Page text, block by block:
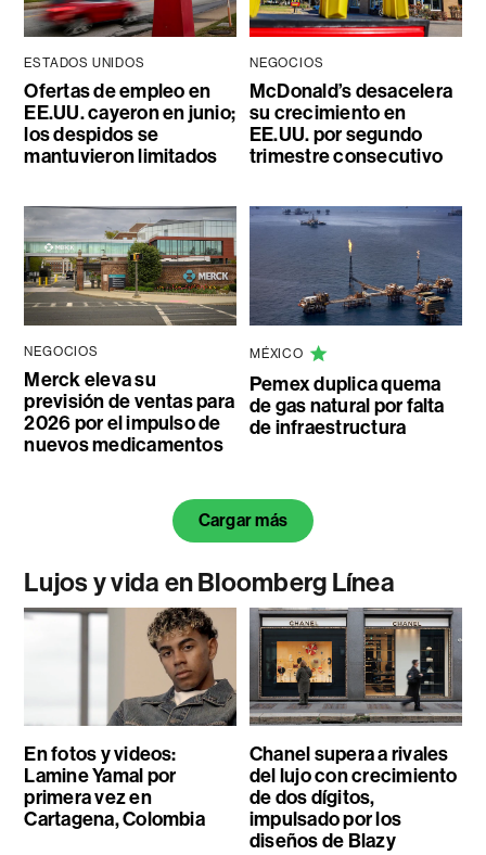
ESTADOS UNIDOS
Ofertas de empleo en
EE.UU. cayeron en junio;
los despidos se
mantuvieron limitados
NEGOCIOS
McDonald’s desacelera
su crecimiento en
EE.UU. por segundo
trimestre consecutivo
NEGOCIOS
Merck eleva su
previsión de ventas para
2026 por el impulso de
nuevos medicamentos
MÉXICO
Pemex duplica quema
de gas natural por falta
de infraestructura
Cargar más
Lujos y vida en Bloomberg Línea
En fotos y videos:
Lamine Yamal por
primera vez en
Cartagena, Colombia
Chanel supera a rivales
del lujo con crecimiento
de dos dígitos,
impulsado por los
diseños de Blazy